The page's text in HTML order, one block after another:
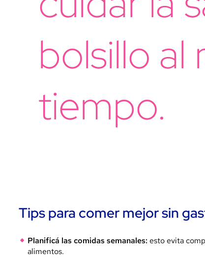
bolsillo al
tiempo.
Tips para comer mejor sin
Planificá las comidas semanales: esto evita
alimentos.